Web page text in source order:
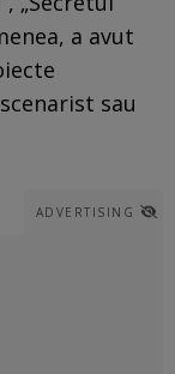
a avut
sau
ADVERTISING